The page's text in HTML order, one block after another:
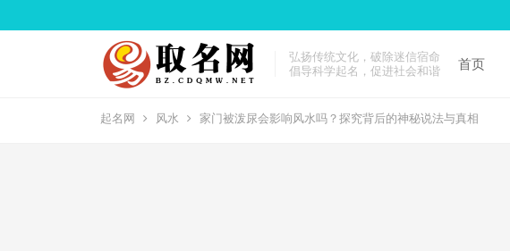
弘扬传统文化，破除迷信宿命
倡导科学起名，促进社会和谐
首页
起名网 风水 家门被泼尿会影响风水吗？探究背后的神秘说法与真相